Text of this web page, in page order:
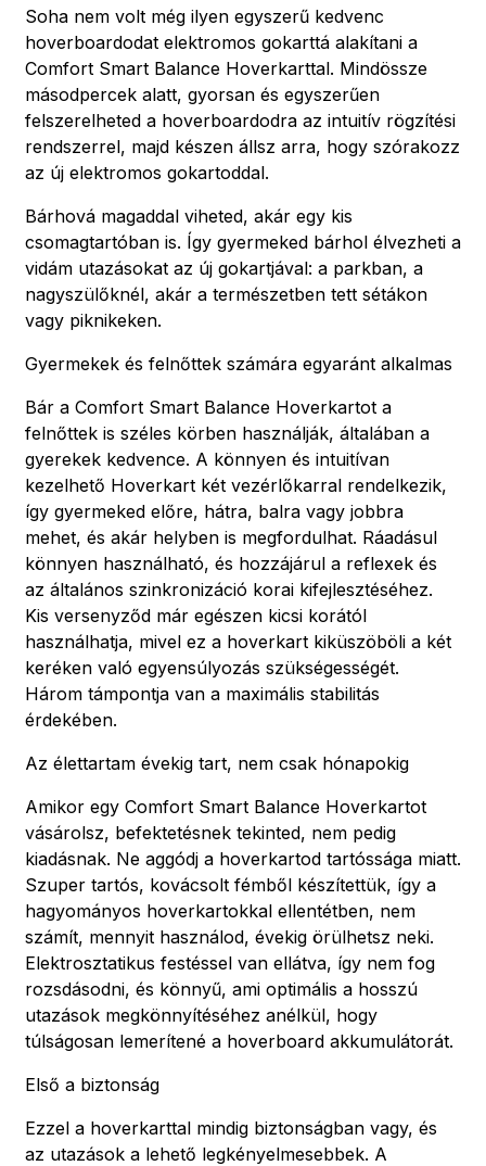
Soha nem volt még ilyen egyszerű kedvenc
hoverboardodat elektromos gokarttá alakítani a
Comfort Smart Balance Hoverkarttal. Mindössze
másodpercek alatt, gyorsan és egyszerűen
felszerelheted a hoverboardodra az intuitív rögzítési
rendszerrel, majd készen állsz arra, hogy szórakozz
az új elektromos gokartoddal.
Bárhová magaddal viheted, akár egy kis
csomagtartóban is. Így gyermeked bárhol élvezheti a
vidám utazásokat az új gokartjával: a parkban, a
nagyszülőknél, akár a természetben tett sétákon
vagy piknikeken.
Gyermekek és felnőttek számára egyaránt alkalmas
Bár a Comfort Smart Balance Hoverkartot a
felnőttek is széles körben használják, általában a
gyerekek kedvence. A könnyen és intuitívan
kezelhető Hoverkart két vezérlőkarral rendelkezik,
így gyermeked előre, hátra, balra vagy jobbra
mehet, és akár helyben is megfordulhat. Ráadásul
könnyen használható, és hozzájárul a reflexek és
az általános szinkronizáció korai kifejlesztéséhez.
Kis versenyződ már egészen kicsi korától
használhatja, mivel ez a hoverkart kiküszöböli a két
keréken való egyensúlyozás szükségességét.
Három támpontja van a maximális stabilitás
érdekében.
Az élettartam évekig tart, nem csak hónapokig
Amikor egy Comfort Smart Balance Hoverkartot
vásárolsz, befektetésnek tekinted, nem pedig
kiadásnak. Ne aggódj a hoverkartod tartóssága miatt.
Szuper tartós, kovácsolt fémből készítettük, így a
hagyományos hoverkartokkal ellentétben, nem
számít, mennyit használod, évekig örülhetsz neki.
Elektrosztatikus festéssel van ellátva, így nem fog
rozsdásodni, és könnyű, ami optimális a hosszú
utazások megkönnyítéséhez anélkül, hogy
túlságosan lemerítené a hoverboard akkumulátorát.
Első a biztonság
Ezzel a hoverkarttal mindig biztonságban vagy, és
az utazások a lehető legkényelmesebbek. A